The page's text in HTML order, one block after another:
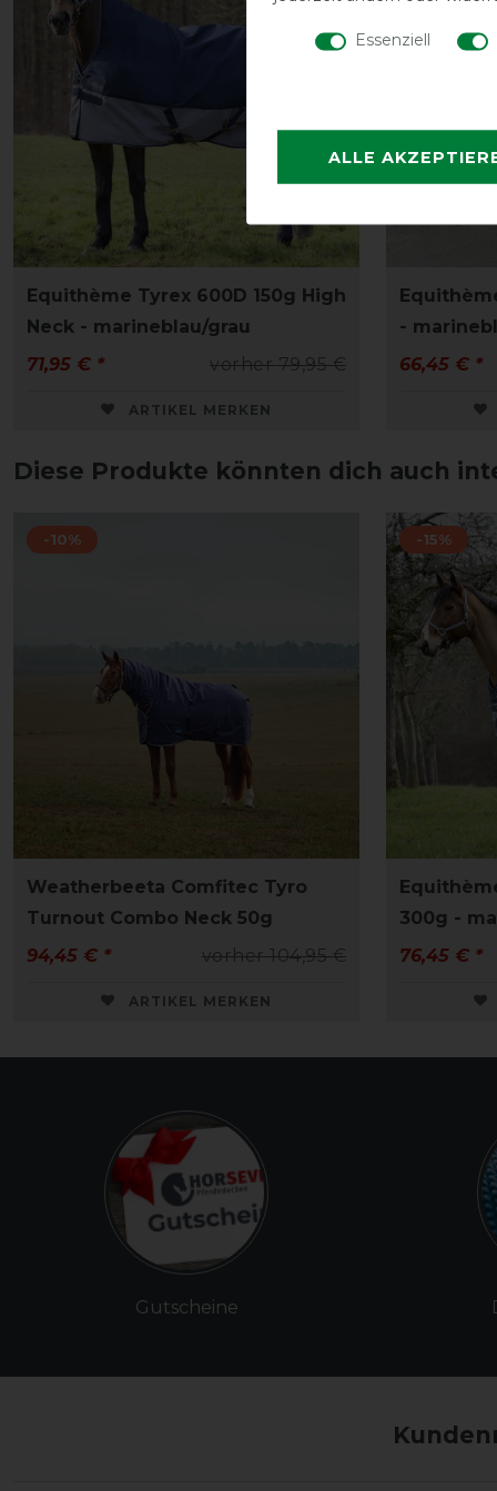
Equithème Tyrex 600D 150g High
Neck - marineblau/grau
vorher 79,95 €
71,95 € *
ARTIKEL MERKEN
-
66,45 € *
Diese Produkte könnten dich auch
-10%
Weatherbeeta Comfitec Tyro
Turnout Combo Neck 50g
vorher 104,95 €
94,45 € *
ARTIKEL MERKEN
-15%
300g -
76,45 € *
Gutscheine
Essenziell
ALLE